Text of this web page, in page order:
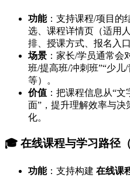
功能：支持课程/项目的
选、课程详情页（适用
排、授课方式、报名入口
场景 ：家长/学员通常会
班/提高班/冲刺班”“少儿
等）。
价值 ：把课程信息从“
面”，提升理解效率与
化。
🎓 在线课程与学习路径
功能：支持构建 在线课